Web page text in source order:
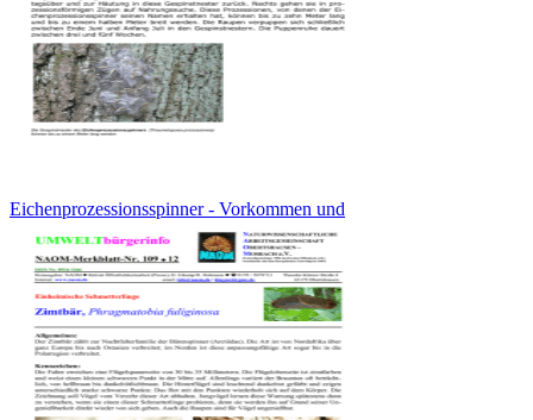
Eichenprozessionsspinner - Vorkommen und